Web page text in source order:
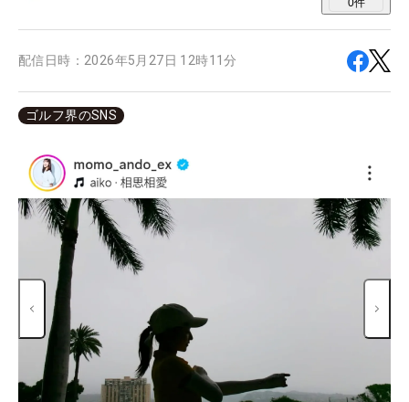
0件
配信日時： 2026年5月27日 12時11分
ゴルフ界のSNS